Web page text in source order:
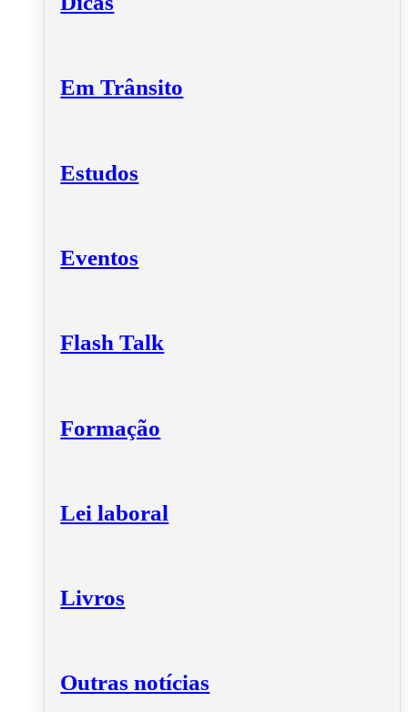
Em Trânsito
Estudos
Eventos
Flash Talk
Formação
Lei laboral
Livros
Outras notícias